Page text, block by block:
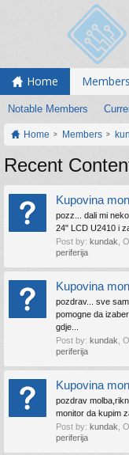
Home Members
Notable Members
Home Members
Recent
Kupovina
pozz... dali mi
24" LCD U2410 i
Post by: kundak
periferija
Kupovina
pozdrav... sve
pomogne da
gdje...
Post by: kundak
periferija
Kupovina
pozdrav
monitor da kupim
Post by: kundak
periferija